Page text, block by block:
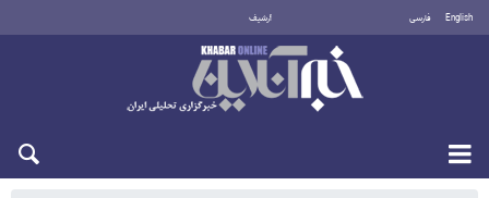
English فارسی أرشيف